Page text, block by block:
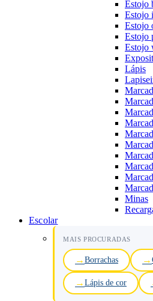
Estojo
Estojo
Estojo
Estojo
Estojo
Lápis
Minas
Escolar
MAIS PROCURADAS
Borrachas
Lápis de cor